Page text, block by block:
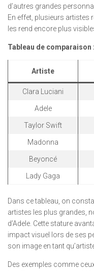
d’autres grandes
En effet, plusieurs artistes
les rend encore plus
Tableau de comparaison :
Artiste
Clara Luciani
Adele
Taylor Swift
Madonna
Beyoncé
Lady Gaga
Dans ce tableau, on
artistes les plus grandes,
d’Adele. Cette stature
impact visuel lors de ses
son image en tant
Des exemples comme